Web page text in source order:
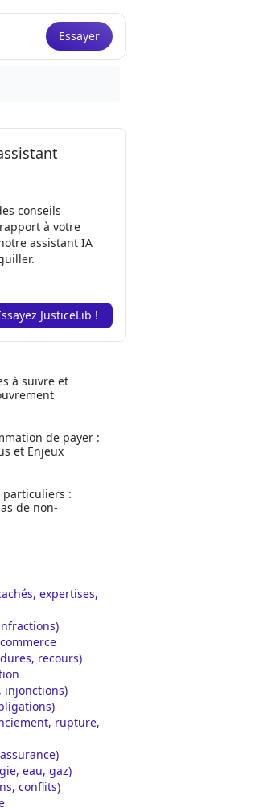
Essayer
conseils
à votre
assistant IA
JusticeLib !
à suivre et
de payer :
et Enjeux
particuliers :
de non-
expertises,
recours)
injonctions)
rupture,
eau, gaz)
conflits)